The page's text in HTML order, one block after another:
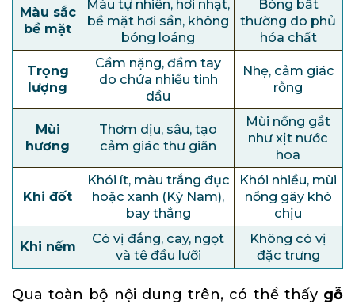
Màu sắc
bề mặt
Màu tự nhiên, hơi nhạt,
bề mặt hơi sần, không
bóng loáng
Bóng bất
thường do phủ
hóa chất
Trọng
lượng
Cầm nặng, đầm tay
do chứa nhiều tinh
dầu
Nhẹ, cảm giác
rỗng
Mùi
hương
Thơm dịu, sâu, tạo
cảm giác thư giãn
Mùi nồng gắt
như xịt nước
hoa
Khi đốt
Khói ít, màu trắng đục
hoặc xanh (Kỳ Nam),
bay thẳng
Khói nhiều, mùi
nồng gây khó
chịu
Khi nếm
Có vị đắng, cay, ngọt
và tê đầu lưỡi
Không có vị
đặc trưng
Qua toàn bộ nội dung trên, có thể thấy gỗ